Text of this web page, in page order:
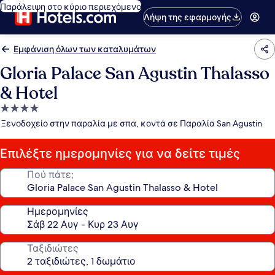
Παράλειψη στο κύριο περιεχόμενο
Λήψη της εφαρμογής
Εμφάνιση όλων των καταλυμάτων
Gloria Palace San Agustin Thalasso
& Hotel
Κατάλυμα
με
αστέρια
Ξενοδοχείο στην παραλία με σπα, κοντά σε Παραλία San Agustin
Επιλέξτε ημερομηνίες για να δείτε τιμές
Πού πάτε;
Ημερομηνίες
Ταξιδιώτες